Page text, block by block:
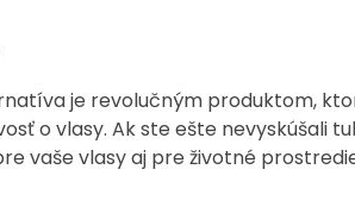
je revolučným produktom,
o vlasy. Ak ste ešte nevyskúšali
vaše vlasy aj pre životné